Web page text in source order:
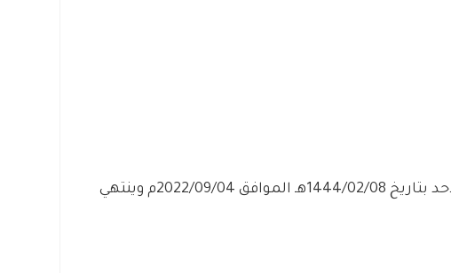
– التقديم مُتاح الآن بدأ اليوم الأحد بتاريخ 1444/02/08هـ الموافق 2022/09/04م وينتهي